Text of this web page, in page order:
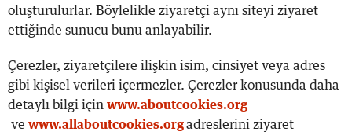
oluşturulurlar. Böylelikle ziyaretçi aynı siteyi ziyaret
ettiğinde sunucu bunu anlayabilir.
Çerezler, ziyaretçilere ilişkin isim, cinsiyet veya adres
gibi kişisel verileri içermezler. Çerezler konusunda daha
detaylı bilgi için www.aboutcookies.org
ve www.allaboutcookies.orgadreslerini ziyaret